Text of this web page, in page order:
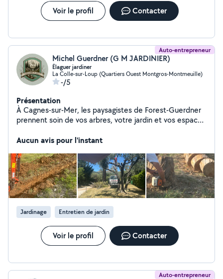
Voir le profil Contacter
Auto-entrepreneur
Michel Guerdner (G M JARDINIER)
Élaguer jardiner
La Colle-sur-Loup (Quartiers Ouest Montgros-Montmeuille)
-/5
Présentation
À Cagnes-sur-Mer, les paysagistes de Forest-Guerdner
prennent soin de vos arbres, votre jardin et vos espaces
PACA, notamment à Saint-Paul-de-Vence, Mougins,
nous répondons aux situations d'urgence: branche
menaçante, arbre tombé ou végétation gênant un
accès.
Aucun avis pour l'instant
Jardinage Entretien de jardin
Voir le profil Contacter
Auto-entrepreneur